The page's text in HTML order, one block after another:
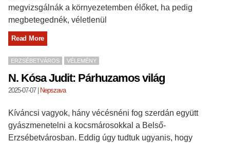
megvizsgálnák a környezetemben élőket, ha pedig
megbetegednék, véletlenül
Read More
ERZSÉBETVÁROS VÉLEMÉNY
N. Kósa Judit: Párhuzamos világ
2025-07-07| Nepszava
Kíváncsi vagyok, hány vécésnéni fog szerdán együtt
gyászmenetelni a kocsmárosokkal a Belső-
Erzsébetvárosban. Eddig úgy tudtuk ugyanis, hogy